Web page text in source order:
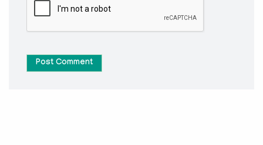
Post Comment